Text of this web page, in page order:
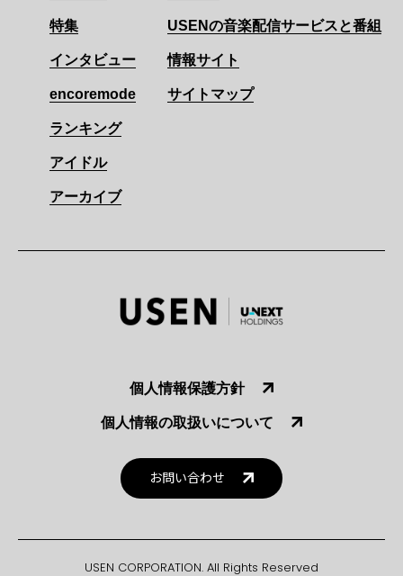
特集
インタビュー
encoremode
ランキング
アイドル
アーカイブ
USENの音楽配信サービスと番組
情報サイト
サイトマップ
個人情報保護方針
個人情報の取扱いについて
お問い合わせ
USEN CORPORATION. All Rights Reserved